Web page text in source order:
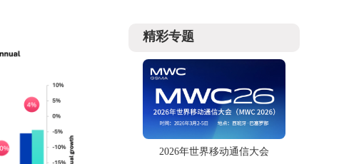
精彩专题
2026年世界移动通信大会